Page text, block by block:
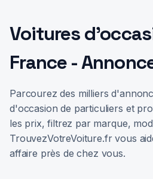
Voitures
France -
Parcourez des milliers
d'occasion de particuliers et
les prix, filtrez par marque,
TrouvezVotreVoiture.fr vous
affaire près de chez vous.